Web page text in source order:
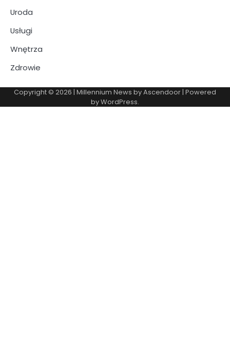
Uroda
Usługi
Wnętrza
Zdrowie
Copyright © 2026 | Millennium News byAscendoor | Powered
byWordPress.